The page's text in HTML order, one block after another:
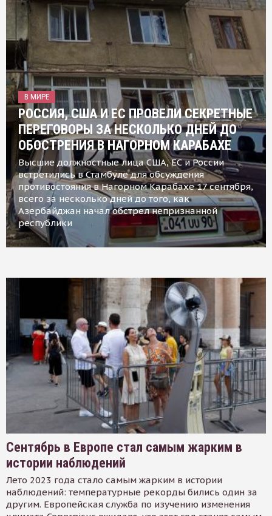
В МИРЕ
РОССИЯ, США И ЕС ПРОВЕЛИ СЕКРЕТНЫЕ
ПЕРЕГОВОРЫ ЗА НЕСКОЛЬКО ДНЕЙ ДО
ОБОСТРЕНИЯ В НАГОРНОМ КАРАБАХЕ
Высшие должностные лица США, ЕС и России
встретились в Стамбуле для обсуждения
противостояния в Нагорном Карабахе 17 сентября,
всего за несколько дней до того, как
Азербайджан начал обстрел непризнанной
республики
Сентябрь в Европе стал самым жарким в
истории наблюдений
Лето 2023 года стало самым жарким в истории
наблюдений: температурные рекорды бились один за
другим. Европейская служба по изучению изменения